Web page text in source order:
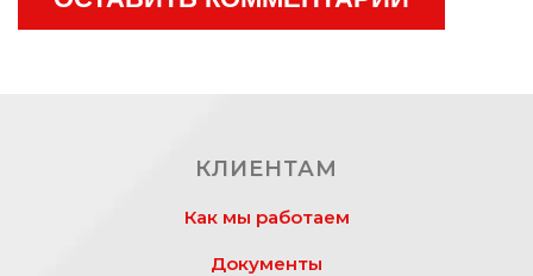
КЛИЕНТАМ
Как мы работаем
Документы